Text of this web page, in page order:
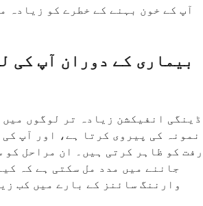
آپ کے خون بہنے کے خطرے کو زیادہ
بیماری کے دوران آپ کی
ڈینگی انفیکشن زیادہ تر لوگوں
نمونہ کی پیروی کرتا ہے، اور آپ
رفت کو ظاہر کرتی ہیں۔ ان مراحل کو
جاننے میں مدد مل سکتی ہے کہ
وارننگ سائنز کے بارے میں کب